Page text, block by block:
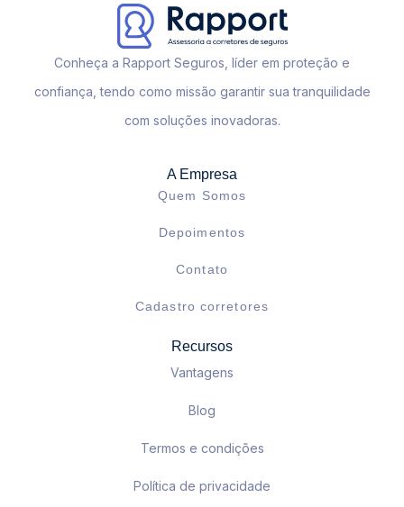
Conheça a Rapport Seguros, líder em proteção e
confiança, tendo como missão garantir sua tranquilidade
com soluções inovadoras.
A Empresa
Quem Somos
Depoimentos
Contato
Cadastro corretores
Recursos
Vantagens
Blog
Termos e condições
Política de privacidade